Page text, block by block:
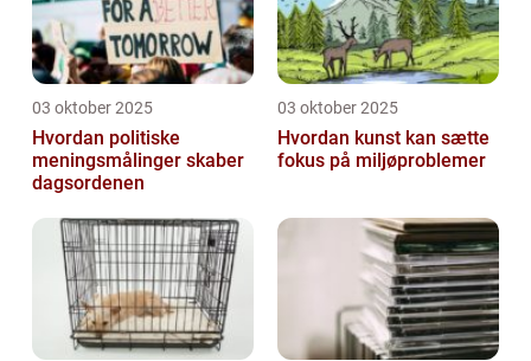
03 oktober 2025
Hvordan politiske
meningsmålinger skaber
dagsordenen
03 oktober 2025
Hvordan kunst kan sætte
fokus på miljøproblemer